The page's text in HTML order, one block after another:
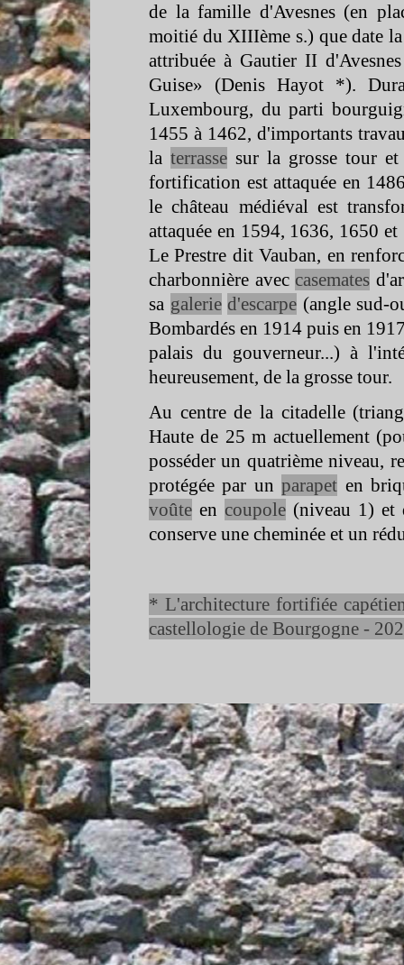
de la famille d'Avesnes (en
moitié du XIIIème s.) que date
attribuée à Gautier II
Guise» (Denis Hayot *).
Luxembourg, du parti
1455 à 1462, d'importants
la terrasse sur la grosse tour
fortification est attaquée en
le château médiéval est
attaquée en 1594, 1636, 1650
Le Prestre dit Vauban, en
charbonnière avec casemates
sa galerie d'escarpe (angle sud-
Bombardés en 1914 puis en
palais du gouverneur...) à
heureusement, de la grosse tour.
Au centre de la citadelle
Haute de 25 m actuellement
posséder un quatrième niveau,
protégée par unparapet en
voûte en coupole(niveau 1) et
conserve une cheminée et un
* L'architecture fortifiée
castellologie de Bourgogne -